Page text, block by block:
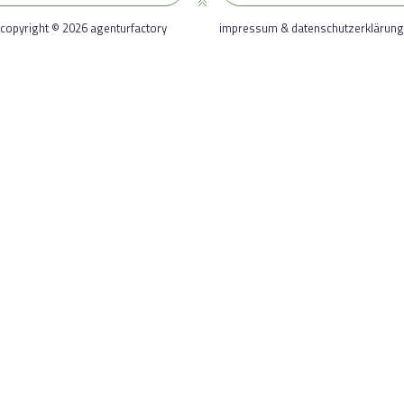
copyright © 2026 agenturfactory impressum & datenschutzerklärung